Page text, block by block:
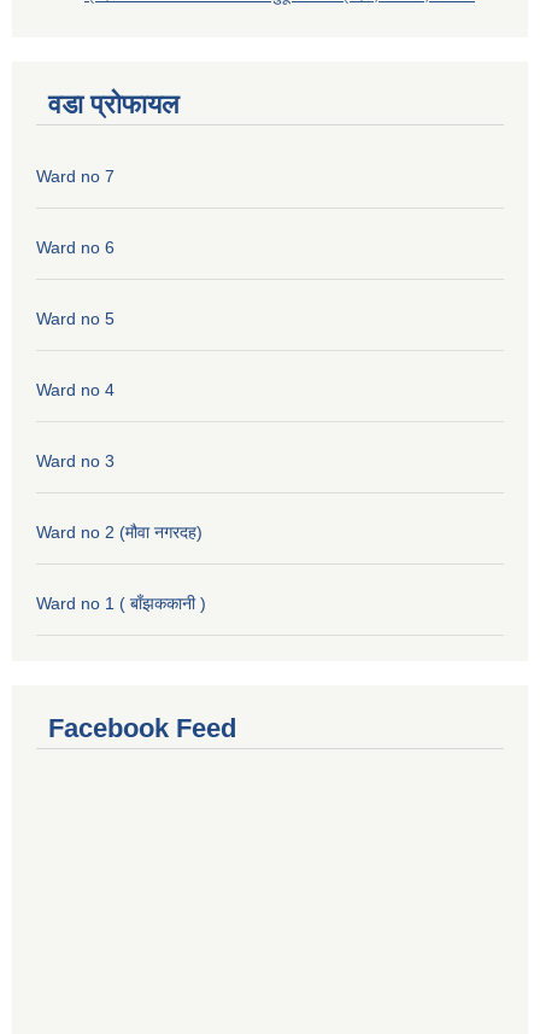
वडा प्रोफायल
Ward no 7
Ward no 6
Ward no 5
Ward no 4
Ward no 3
Ward no 2 (मौवा नगरदह)
Ward no 1 ( बाँझककानी )
Facebook Feed